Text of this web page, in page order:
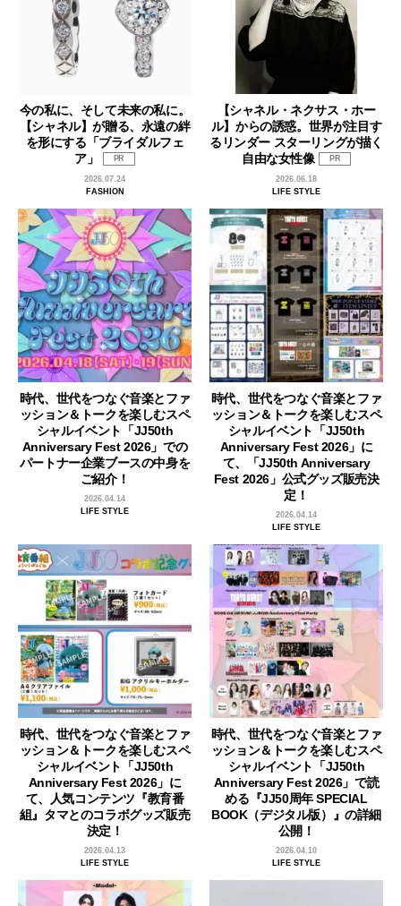
今の私に、そして未来の私に。
【シャネル】が贈る、永遠の絆
を形にする「ブライダルフェ
ア」
PR
2026.07.24
FASHION
【シャネル・ネクサス・ホー
ル】からの誘惑。世界が注目す
るリンダー スターリングが描く
自由な女性像
PR
2026.06.18
LIFE STYLE
時代、世代をつなぐ音楽とファ
ッション＆トークを楽しむスペ
シャルイベント「JJ50th
Anniversary Fest 2026」での
パートナー企業ブースの中身を
ご紹介！
2026.04.14
LIFE STYLE
時代、世代をつなぐ音楽とファ
ッション＆トークを楽しむスペ
シャルイベント「JJ50th
Anniversary Fest 2026」に
て、「JJ50th Anniversary
Fest 2026」公式グッズ販売決
定！
2026.04.14
LIFE STYLE
時代、世代をつなぐ音楽とファ
ッション＆トークを楽しむスペ
シャルイベント「JJ50th
Anniversary Fest 2026」に
て、人気コンテンツ『教育番
組』タマとのコラボグッズ販売
決定！
2026.04.13
LIFE STYLE
時代、世代をつなぐ音楽とファ
ッション＆トークを楽しむスペ
シャルイベント「JJ50th
Anniversary Fest 2026」で読
める『JJ50周年 SPECIAL
BOOK（デジタル版）』の詳細
公開！
2026.04.10
LIFE STYLE